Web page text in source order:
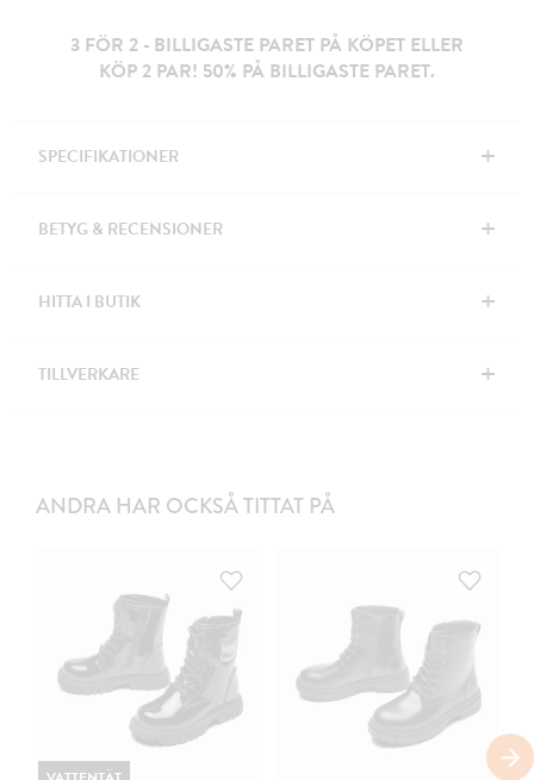
3 FÖR 2 - BILLIGASTE PARET PÅ KÖPET ELLER
KÖP 2 PAR! 50% PÅ BILLIGASTE PARET.
SPECIFIKATIONER +
BETYG & RECENSIONER +
HITTA I BUTIK +
TILLVERKARE +
ANDRA HAR OCKSÅ TITTAT PÅ